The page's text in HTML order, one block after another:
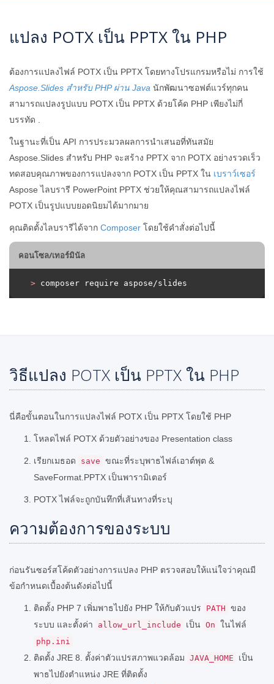
แปลง POTX เป็น PPTX ใน PHP
ต้องการแปลงไฟล์ POTX เป็น PPTX โดยทางโปรแกรมหรือไม่ การใช้
Aspose.Slides สำหรับ PHP ผ่าน Java นักพัฒนาซอฟต์แวร์ทุกคน
สามารถแปลงรูปแบบ POTX เป็น PPTX ด้วยโค้ด PHP เพียงไม่กี่
บรรทัด .
ในฐานะที่เป็น API การประมวลผลการนำเสนอที่ทันสมัย ​​
Aspose.Slides สำหรับ PHP จะสร้าง PPTX จาก POTX อย่างรวดเร็ว
ทดสอบคุณภาพของการแปลงจาก POTX เป็น PPTX ใน เบราว์เซอร์
Aspose ไลบรารี PowerPoint PPTX ช่วยให้คุณสามารถแปลงไฟล์
POTX เป็นรูปแบบยอดนิยมได้มากมาย
คุณติดตั้งไลบรารีได้จาก Composer โดยใช้คำสั่งต่อไปนี้
คอนโซล/เทอร์มินัล
> composer require aspose/slides
วิธีแปลง POTX เป็น PPTX ใน PHP
นี่คือขั้นตอนในการแปลงไฟล์ POTX เป็น PPTX โดยใช้ PHP
โหลดไฟล์ POTX ด้วยตัวอย่างของ Presentation class
เรียกเมธอด save ขณะที่ระบุพาธไฟล์เอาต์พุต &
SaveFormat.PPTX เป็นพารามิเตอร์
POTX ไฟล์จะถูกบันทึกที่เส้นทางที่ระบุ
ความต้องการของระบบ
ก่อนรันซอร์สโค้ดตัวอย่างการแปลง PHP ตรวจสอบให้แน่ใจว่าคุณมี
ข้อกำหนดเบื้องต้นดังต่อไปนี้
ติดตั้ง PHP 7 เพิ่มพาธไปยัง PHP ให้กับตัวแปร PATH ของ
ระบบ และตั้งค่า
allow_url_include เป็น On ในไฟล์
php.ini
ติดตั้ง JRE 8. ตั้งค่าตัวแปรสภาพแวดล้อม JAVA_HOME
เป็น
พาธไปยังตำแหน่ง JRE ที่ติดตั้ง